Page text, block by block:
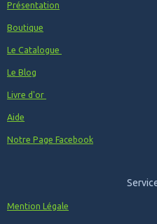
Présentation
Boutique
Le Catalogue
Le Blog
Livre d'or
Aide
Notre Page Facebook
Mention Légale